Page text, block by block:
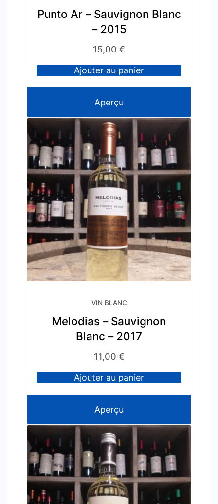
Punto Ar – Sauvignon Blanc
– 2015
15,00 €
Ajouter au panier
Aperçu
VIN BLANC
Melodias – Sauvignon
Blanc – 2017
11,00 €
Ajouter au panier
Aperçu